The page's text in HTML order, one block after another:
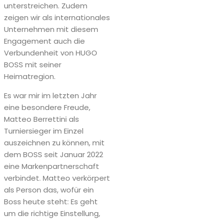
unterstreichen. Zudem
zeigen wir als internationales
Unternehmen mit diesem
Engagement auch die
Verbundenheit von HUGO
BOSS mit seiner
Heimatregion.
Es war mir im letzten Jahr
eine besondere Freude,
Matteo Berrettini als
Turniersieger im Einzel
auszeichnen zu können, mit
dem BOSS seit Januar 2022
eine Markenpartnerschaft
verbindet. Matteo verkörpert
als Person das, wofür ein
Boss heute steht: Es geht
um die richtige Einstellung,